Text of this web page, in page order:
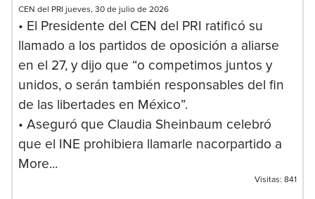
CEN del PRI jueves, 30 de julio de 2026
• El Presidente del CEN del PRI ratificó su
llamado a los partidos de oposición a aliarse
en el 27, y dijo que “o competimos juntos y
unidos, o serán también responsables del fin
de las libertades en México”.
• Aseguró que Claudia Sheinbaum celebró
que el INE prohibiera llamarle nacorpartido a
More...
Visitas: 841